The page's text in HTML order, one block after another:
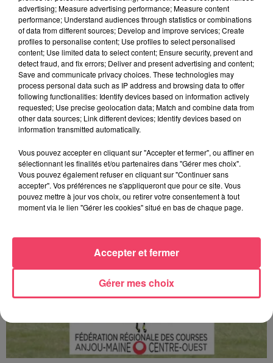
La minute Hippique - 06 08 2026
advertising; Measure advertising performance; Measure content
performance; Understand audiences through statistics or combinations
of data from different sources; Develop and improve services; Create
profiles to personalise content; Use profiles to select personalised
content; Use limited data to select content; Ensure security, prevent and
detect fraud, and fix errors; Deliver and present advertising and content;
Save and communicate privacy choices. These technologies may
process personal data such as IP address and browsing data to offer
following functionalities: Identify devices based on information actively
requested; Use precise geolocation data; Match and combine data from
other data sources; Link different devices; Identify devices based on
information transmitted automatically.
Vous pouvez accepter en cliquant sur "Accepter et fermer", ou affiner en
sélectionnant les finalités et/ou partenaires dans "Gérer mes choix".
Vous pouvez également refuser en cliquant sur "Continuer sans
accepter". Vos préférences ne s'appliqueront que pour ce site. Vous
pouvez mettre à jour vos choix, ou retirer votre consentement à tout
moment via le lien "Gérer les cookies" situé en bas de chaque page.
Gérer mes choix
Accepter et fermer